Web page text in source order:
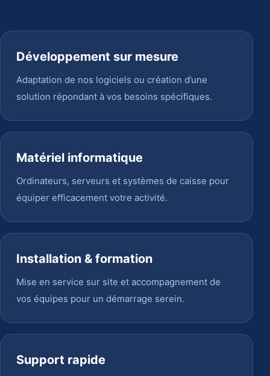
Développement sur mesure
Adaptation de nos logiciels ou création d’une
solution répondant à vos besoins spécifiques.
Matériel informatique
Ordinateurs, serveurs et systèmes de caisse pour
équiper efficacement votre activité.
Installation & formation
Mise en service sur site et accompagnement de
vos équipes pour un démarrage serein.
Support rapide